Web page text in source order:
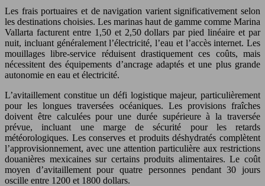
Les frais portuaires et de navigation varient significativement selon
les destinations choisies. Les marinas haut de gamme comme Marina
Vallarta facturent entre 1,50 et 2,50 dollars par pied linéaire et par
nuit, incluant généralement l’électricité, l’eau et l’accès internet. Les
mouillages libre-service réduisent drastiquement ces coûts, mais
nécessitent des équipements d’ancrage adaptés et une plus grande
autonomie en eau et électricité.
L’avitaillement constitue un défi logistique majeur, particulièrement
pour les longues traversées océaniques. Les provisions fraîches
doivent être calculées pour une durée supérieure à la traversée
prévue, incluant une marge de sécurité pour les retards
météorologiques. Les conserves et produits déshydratés complètent
l’approvisionnement, avec une attention particulière aux restrictions
douanières mexicaines sur certains produits alimentaires. Le coût
moyen d’avitaillement pour quatre personnes pendant 30 jours
oscille entre 1200 et 1800 dollars.